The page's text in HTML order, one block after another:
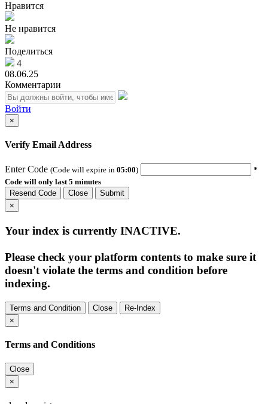
Нравится
Не нравится
Поделиться
4
08.06.25
Комментарии
Войти
×
Verify Email Address
Enter Code (Code will expire in 05:00)
*
Code will only last 5 minutes
Resend Code
Close
Submit
×
Your index is currently INACTIVE.
Please check your platform contents to make sure it
doesn't violate the terms and condition before
indexing.
Terms and Condition Close
Re-Index
×
Terms and Conditions
Close
×